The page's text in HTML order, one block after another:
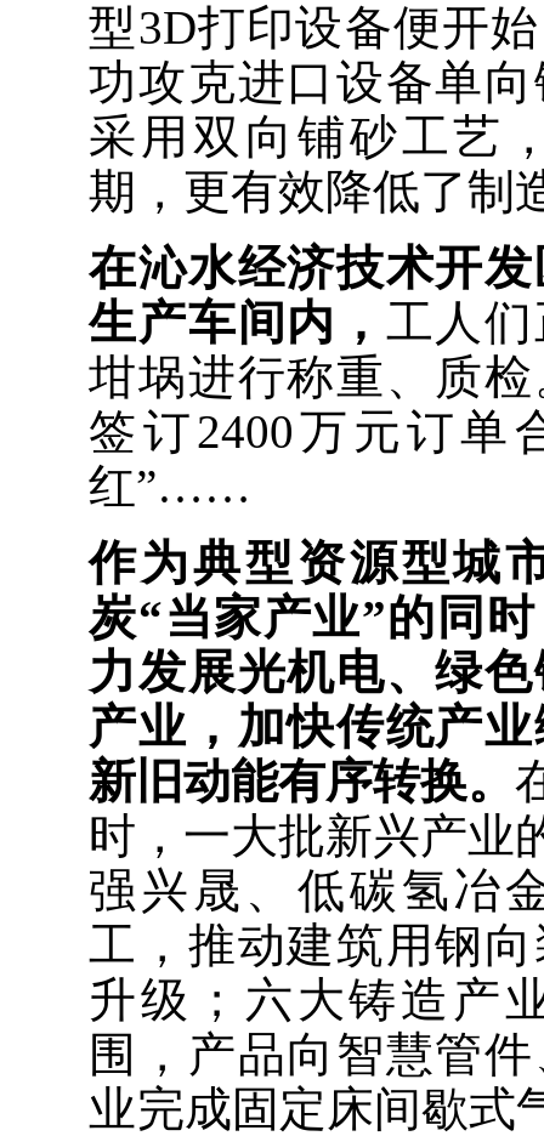
型3D打印设备便开
功攻克进口设备单
采用双向铺砂工艺
期，更有效降低了制
在沁水经济技术开
生产车间内， 工人
坩埚进行称重、质
签订2400万元订单
红”……
作为典型资源型城
炭“当家产业”的同
力发展光机电、绿
产业，加快传统产
新旧动能有序转换。
时，一大批新兴产业
强兴晟、低碳氢冶
工，推动建筑用钢
升级；六大铸造产
围，产品向智慧管
业完成固定床间歇式